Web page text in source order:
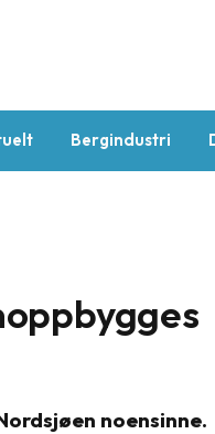
Bergindustri
noensinne.